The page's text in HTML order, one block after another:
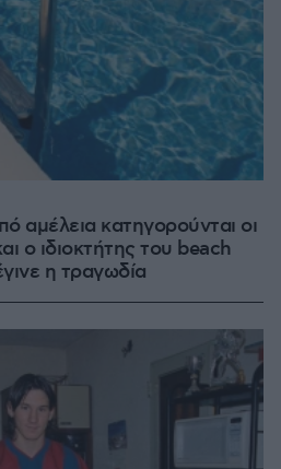
αμέλεια κατηγορούνται οι
ο ιδιοκτήτης του beach
η τραγωδία